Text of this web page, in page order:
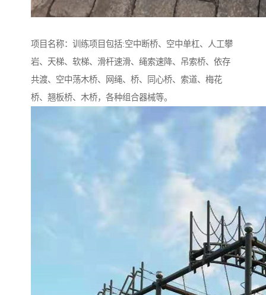
项目名称：训练项目包括:空中断桥、空中单杠、人工攀
岩、天梯、软梯、滑杆速滑、绳索速降、吊索桥、依存
共渡、空中荡木桥、网绳、桥、同心桥、索道、梅花
桥、翘板桥、木桥，各种组合器械等。